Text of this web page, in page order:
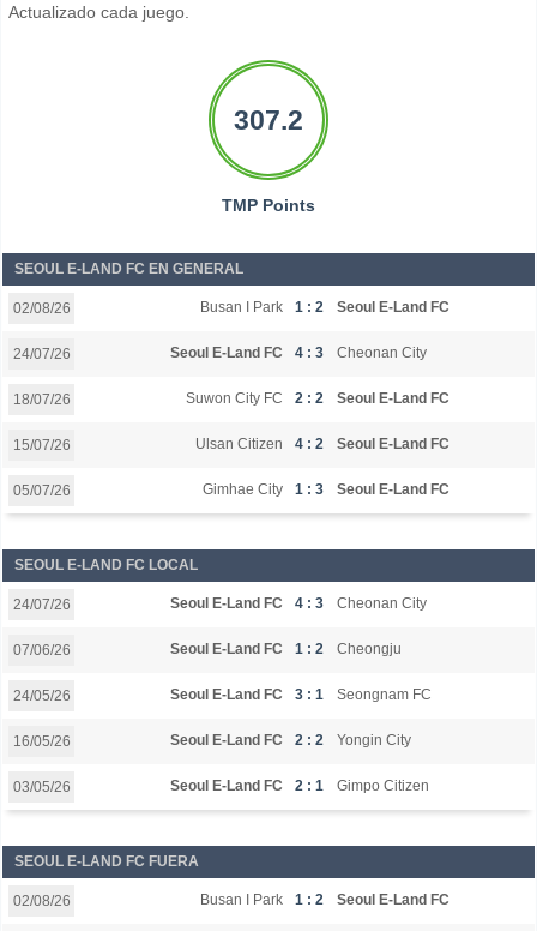
Actualizado cada juego.
307.2
TMP Points
SEOUL E-LAND FC EN GENERAL
02/08/26 Busan I Park 1 : 2 Seoul E-Land FC
24/07/26 Seoul E-Land FC 4 : 3 Cheonan City
18/07/26 Suwon City FC 2 : 2 Seoul E-Land FC
15/07/26 Ulsan Citizen 4 : 2 Seoul E-Land FC
05/07/26 Gimhae City 1 : 3 Seoul E-Land FC
SEOUL E-LAND FC LOCAL
24/07/26 Seoul E-Land FC 4 : 3 Cheonan City
07/06/26 Seoul E-Land FC 1 : 2 Cheongju
24/05/26 Seoul E-Land FC 3 : 1 Seongnam FC
16/05/26 Seoul E-Land FC 2 : 2 Yongin City
03/05/26 Seoul E-Land FC 2 : 1 Gimpo Citizen
SEOUL E-LAND FC FUERA
02/08/26 Busan I Park 1 : 2 Seoul E-Land FC